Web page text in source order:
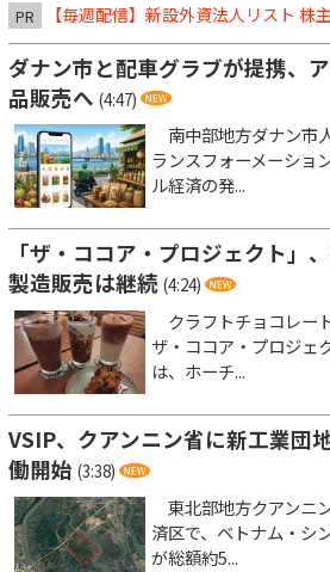
PR 【毎週配信】新設外資法人リスト 株
ダナン市と配車グラブが提携、
品販売へ (4:47)
南中部地方ダナン市
ランスフォーメーショ
ル経済の発...
「ザ・ココア・プロジェクト」
製造販売は継続 (4:24)
クラフトチョコレー
ザ・ココア・プロジ
は、ホーチ...
VSIP、クアンニン省に新工業
働開始 (3:38)
東北部地方クアンニ
済区で、ベトナム・シ
が総額約5...